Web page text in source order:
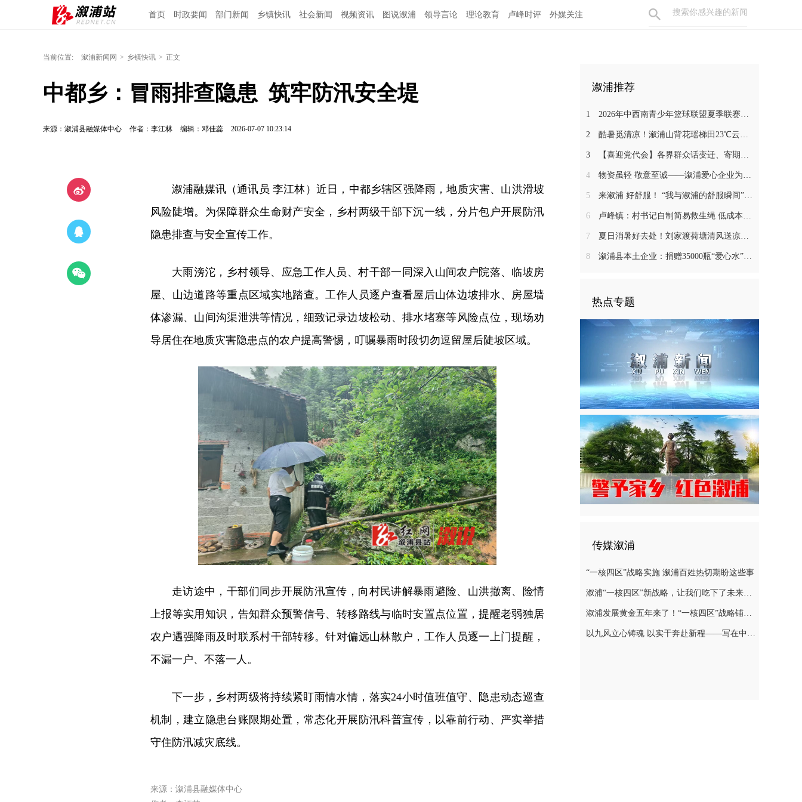
首页 时政要闻 部门新闻 乡镇快讯 社会新闻 视频资讯 图说溆浦 领导言论 理论教育 卢峰时评 外媒关注
当前位置: 溆浦新闻网 > 乡镇快讯 > 正文
中都乡：冒雨排查隐患  筑牢防汛安全堤
来源：溆浦县融媒体中心 作者：李江林 编辑：邓佳蕊 2026-07-07 10:23:14
溆浦融媒讯（通讯员 李江林）近日，中都乡辖区强降雨，地质灾害、山洪滑坡
风险陡增。为保障群众生命财产安全，乡村两级干部下沉一线，分片包户开展防汛
隐患排查与安全宣传工作。
大雨滂沱，乡村领导、应急工作人员、村干部一同深入山间农户院落、临坡房
屋、山边道路等重点区域实地踏查。工作人员逐户查看屋后山体边坡排水、房屋墙
体渗漏、山间沟渠泄洪等情况，细致记录边坡松动、排水堵塞等风险点位，现场劝
导居住在地质灾害隐患点的农户提高警惕，叮嘱暴雨时段切勿逗留屋后陡坡区域。
走访途中，干部们同步开展防汛宣传，向村民讲解暴雨避险、山洪撤离、险情
上报等实用知识，告知群众预警信号、转移路线与临时安置点位置，提醒老弱独居
农户遇强降雨及时联系村干部转移。针对偏远山林散户，工作人员逐一上门提醒，
不漏一户、不落一人。
下一步，乡村两级将持续紧盯雨情水情，落实24小时值班值守、隐患动态巡查
机制，建立隐患台账限期处置，常态化开展防汛科普宣传，以靠前行动、严实举措
守住防汛减灾底线。
来源：溆浦县融媒体中心
溆浦推荐
1 2026年中西南青少年篮球联盟夏季联赛在溆浦开幕
2 酷暑觅清凉！溆浦山背花瑶梯田23℃云海秘境引客来
3 【喜迎党代会】各界群众话变迁、寄期盼 静待溆浦发展新蓝图
4 物资虽轻 敬意至诚——溆浦爱心企业为环卫工人送去夏日清凉
5 来溆浦 好舒服！ “我与溆浦的舒服瞬间”文旅短视频大赛开始啦 快来报名吧~
6 卢峰镇：村书记自制简易救生绳 低成本筑牢防溺水安全防线
7 夏日消暑好去处！刘家渡荷塘清风送凉引客来
8 溆浦县本土企业：捐赠35000瓶“爱心水”跨越900公里星夜驰援广西受灾地区
热点专题
传媒溆浦
“一核四区”战略实施 溆浦百姓热切期盼这些事
溆浦“一核四区”新战略，让我们吃下了未来发展“定心丸”
溆浦发展黄金五年来了！“一核四区”战略铺展全域振兴新图景
以九风立心铸魂 以实干奔赴新程——写在中共溆浦县第十四次代表大会胜利闭幕之际